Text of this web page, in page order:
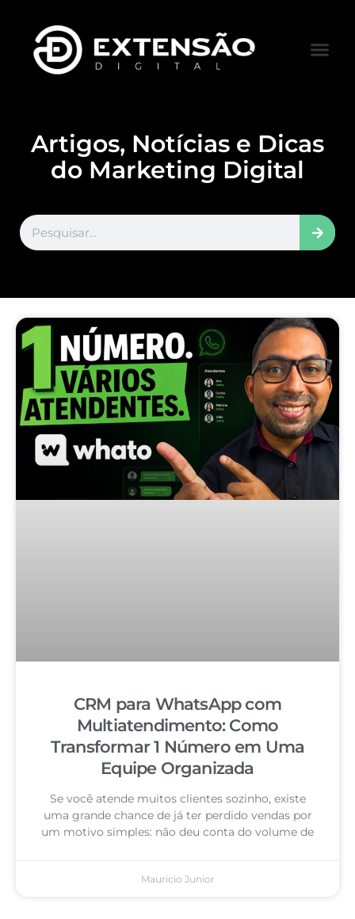
Artigos, Notícias e Dicas
do Marketing Digital
CRM para WhatsApp com
Multiatendimento: Como
Transformar 1 Número em Uma
Equipe Organizada
Se você atende muitos clientes sozinho, existe
uma grande chance de já ter perdido vendas por
um motivo simples: não deu conta do volume de
Mauricio Junior